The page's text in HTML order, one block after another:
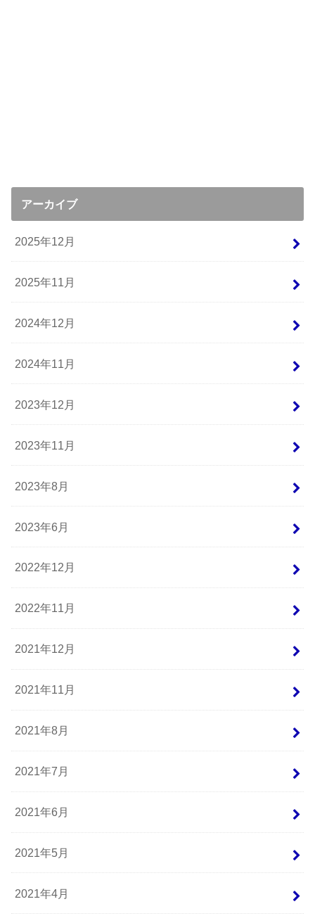
アーカイブ
2025年12月
2025年11月
2024年12月
2024年11月
2023年12月
2023年11月
2023年8月
2023年6月
2022年12月
2022年11月
2021年12月
2021年11月
2021年8月
2021年7月
2021年6月
2021年5月
2021年4月